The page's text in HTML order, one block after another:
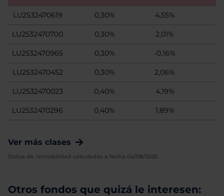
LU2532470619 0,30% 4,55%
LU2532470700 0,30% 2,01%
LU2532470965 0,30% -0,16%
LU2532470452 0,30% 2,06%
LU2532470023 0,40% 4,19%
LU2532470296 0,40% 1,89%
Ver más clases
Datos de rentabilidad calculados a fecha 04/08/2026
Otros fondos que quizá le interesen: